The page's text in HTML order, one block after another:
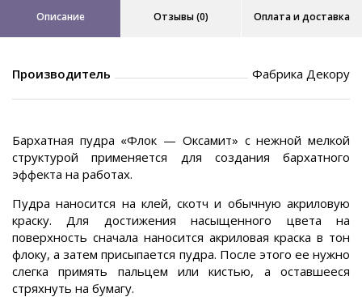
Описание Отзывы (0) Оплата и доставка
Производитель Фабрика Декору
Бархатная пудра «Флок — Оксамит» с нежной мелкой
структурой применяется для создания бархатного
эффекта на работах.
Пудра наносится на клей, скотч и обычную акриловую
краску. Для достижения насыщенного цвета на
поверхность сначала наносится акриловая краска в тон
флоку, а затем присыпается пудра. После этого ее нужно
слегка примять пальцем или кистью, а оставшееся
стряхнуть на бумагу.